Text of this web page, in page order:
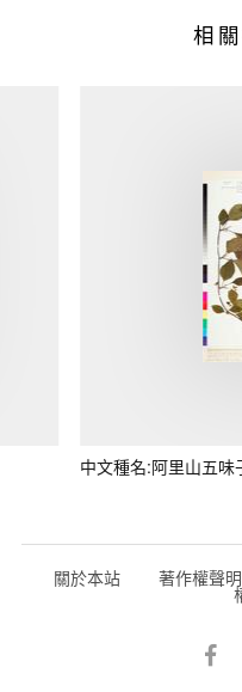
相
中文種名:阿里山五味
關於本站 著作權聲明